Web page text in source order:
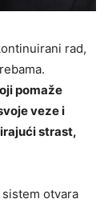
rad,
pomaže
veze i
strast,
otvara